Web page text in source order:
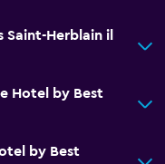
Saint-Herblain il
Hotel by Best
by Best